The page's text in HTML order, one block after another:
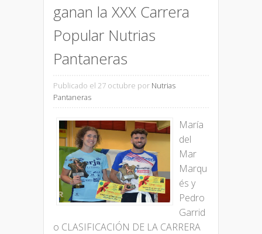
ganan la XXX Carrera
Popular Nutrias
Pantaneras
Publicado el 27 octubre por Nutrias
Pantaneras
María
del
Mar
Marqu
és y
Pedro
Garrid
o CLASIFICACIÓN DE LA CARRERA